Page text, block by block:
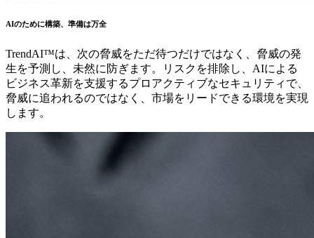
AIのために構築、準備は万全
TrendAI™は、次の脅威をただ待つだけではなく、脅威の発
生を予測し、未然に防ぎます。リスクを排除し、AIによる
ビジネス革新を支援するプロアクティブなセキュリティで、
脅威に追われるのではなく、市場をリードできる環境を実現
します。